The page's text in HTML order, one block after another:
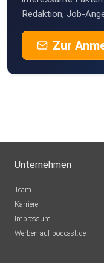
Redaktion, Job-
Zur
Unternehmen
Team
Karriere
Impressum
Werben auf podcast.de